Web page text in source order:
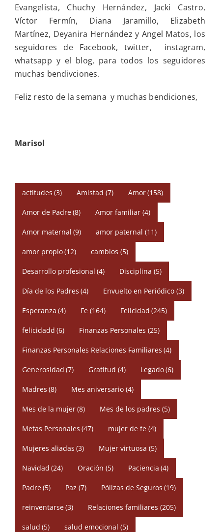
Evangelista, Chuchy Hernández, Jacki Castro,
Víctor Fermín, Diana Jaramillo, Elizabeth
Martínez, Deyanira Hernández y Angel Matos, los
seguidores de Facebook, twitter, instagram,
whatsapp y el blog, para todos los seguidores
muchas bendivciones.
Feliz resto de la semana y muchas bendiciones,
Marisol
actitudes (3) Amistad (7) Amor(158)
Amor de Padre(8) Amor familiar (4)
Amor maternal (9) amor paternal (11)
amor propio(12) cambios (5)
Desarrollo profesional (4) Disciplina (5)
Día de los Padres (4) Envuelto en Periódico (3)
Esperanza (4) Fe (164) Felicidad (245)
felicidadd (6) Finanzas Personales (25)
Finanzas Personales Relaciones Familiares (4)
Generosidad (7) Gratitud (4) Legado(6)
Madres (8) Mes aniversario (4)
Mes de la mujer(8) Mes de los padres (5)
Metas Personales (47) mujer de fe (4)
Mujeres aliadas (3) Mujer virtuosa (5)
Navidad (24) Oración (5) Paciencia (4)
Padre(5) Paz (7) Pólizas de Seguros (19)
reinventarse(3) Relaciones familiares (205)
salud (5) salud emocional (5)